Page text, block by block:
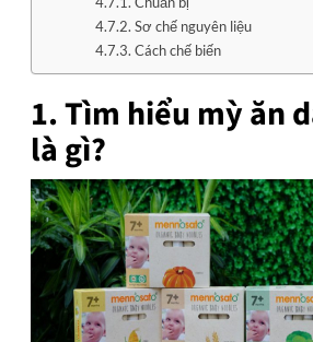
Sơ chế nguyên liệu
Cách chế biến
1. Tìm hiểu mỳ ăn
là gì?